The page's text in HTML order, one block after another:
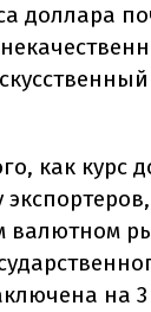
доллара
как курс
на